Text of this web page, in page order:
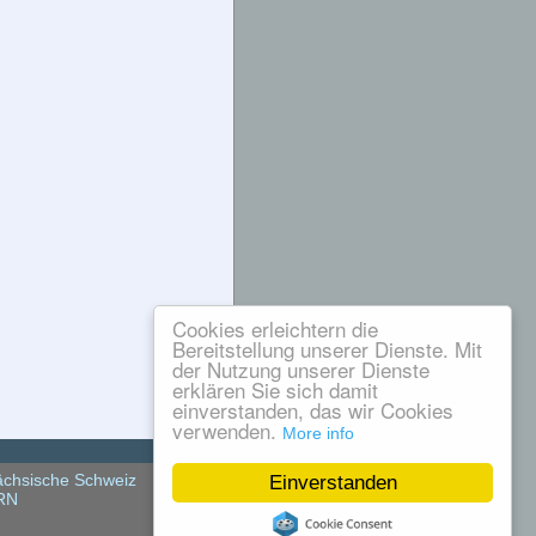
Einverstanden
Cookies erleichtern die
Bereitstellung unserer Dienste. Mit
der Nutzung unserer Dienste
erklären Sie sich damit
einverstanden, das wir Cookies
verwenden. More info
Schweiz